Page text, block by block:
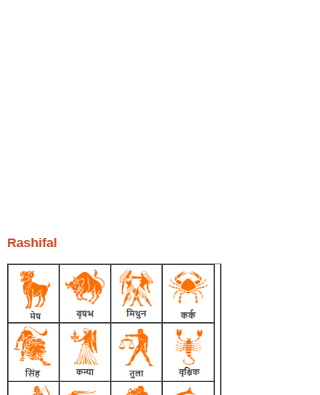
Rashifal